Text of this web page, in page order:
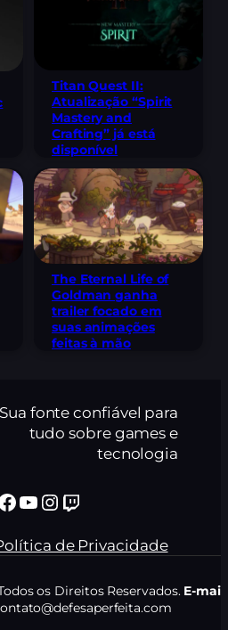
Titan Quest II:
Atualização “Spirit
Mastery and
Crafting” já está
disponível
The Eternal Life of
Goldman ganha
trailer focado em
suas animações
feitas à mão
Sua fonte confiável para
tudo sobre games e
tecnologia
Youtube Instagram Twitch
de Privacidade
os Direitos Reservados. E-mail